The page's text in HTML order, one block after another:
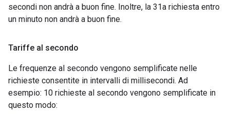
secondi non andrà a buon fine. Inoltre, la 31a richiesta entro
un minuto non andrà a buon fine.
Tariffe al secondo
Le frequenze al secondo vengono semplificate nelle
richieste consentite in intervalli di millisecondi. Ad
esempio: 10 richieste al secondo vengono semplificate in
questo modo: